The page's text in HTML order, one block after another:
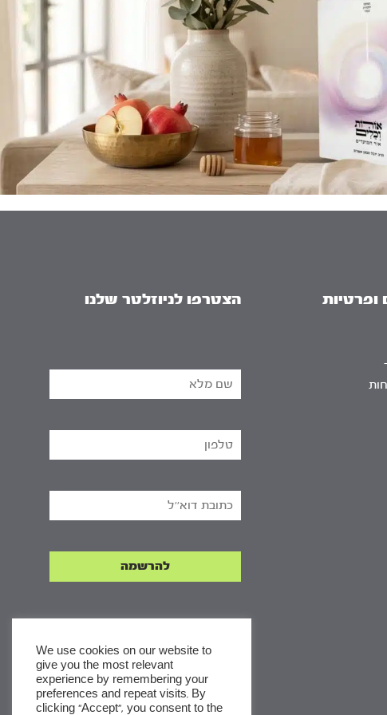
ופרטיות הצטרפו לניוזלטר שלנו
We use cookies on our website to
give you the most relevant
experience by remembering your
preferences and repeat visits. By
clicking “Accept”, you consent to the
x